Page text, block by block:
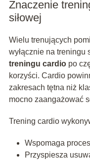
Znaczenie
siłowej
Wielu trenujących
wyłącznie na treningu
treningu cardiopo
korzyści. Cardio
zakresach tętna niż
mocno zaangażować
Trening cardio
Wspomaga
Przyspiesza